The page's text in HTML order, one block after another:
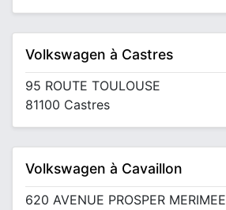
Volkswagen à Castres
95 ROUTE TOULOUSE
81100 Castres
Volkswagen à Cavaillon
620 AVENUE PROSPER MERIMEE